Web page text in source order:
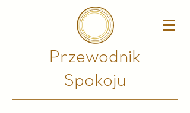
Przewodnik
Spokoju​